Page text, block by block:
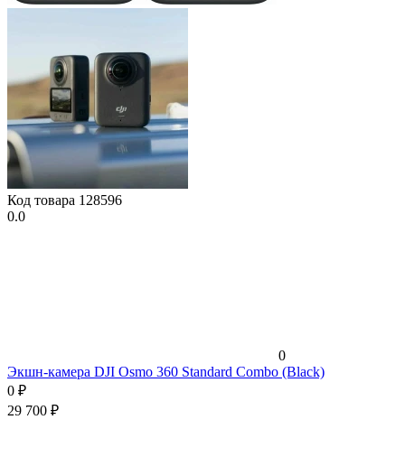
Код товара 128596
0.0
0
Экшн-камера DJI Osmo 360 Standard Combo (Black)
0 ₽
29 700 ₽